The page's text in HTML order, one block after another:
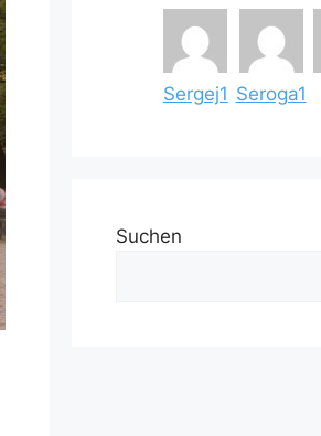
Sergej1 Seroga1
Suchen